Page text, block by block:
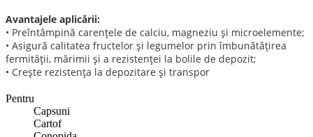
Avantajele aplicării:
• Preîntâmpină carenţele de calciu, magneziu şi microelemente;
• Asigură calitatea fructelor şi legumelor prin îmbunătăţirea
fermităţii, mărimii şi a rezistenţei la bolile de depozit;
• Creşte rezistenţa la depozitare şi transpor
Pentru
Capsuni
Cartof